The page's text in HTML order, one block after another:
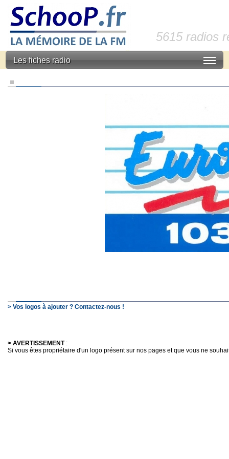
5615 radios
Les fiches radio
> Vos logos à ajouter ? Contactez-nous !
> AVERTISSEMENT:
Si vous êtes propriétaire d'un logo présent sur nos pages et que vous ne